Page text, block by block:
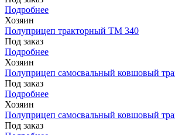
Подробнее
Хозяин
Полуприцеп тракторный TM 340
Под заказ
Подробнее
Хозяин
Полуприцеп самосвальный ковшовый
Под заказ
Подробнее
Хозяин
Полуприцеп самосвальный ковшовый
Под заказ